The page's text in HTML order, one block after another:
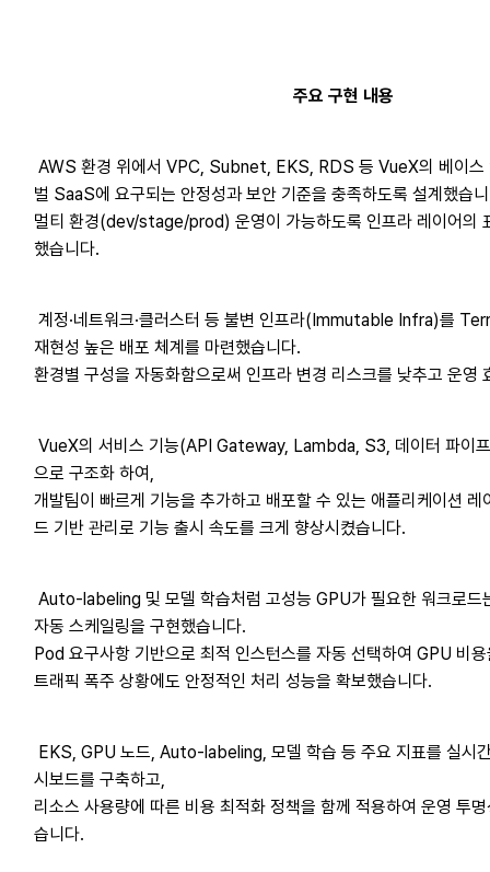
주요 구현 내용
AWS 환경 위에서 VPC, Subnet, EKS, RDS 등 VueX의 베이스
벌 SaaS에 요구되는 안정성과 보안 기준을 충족하도록 설계했습
멀티 환경(dev/stage/prod) 운영이 가능하도록 인프라 레이어의
했습니다.
계정·네트워크·클러스터 등 불변 인프라(Immutable Infra)를
재현성 높은 배포 체계를 마련했습니다.
환경별 구성을 자동화함으로써 인프라 변경 리스크를 낮추고 운영
VueX의 서비스 기능(API Gateway, Lambda, S3, 데이터 파이
으로 구조화 하여,
개발팀이 빠르게 기능을 추가하고 배포할 수 있는 애플리케이션 레
드 기반 관리로 기능 출시 속도를 크게 향상시켰습니다.
Auto-labeling 및 모델 학습처럼 고성능 GPU가 필요한 워크로
자동 스케일링을 구현했습니다.
Pod 요구사항 기반으로 최적 인스턴스를 자동 선택하여 GPU 비
트래픽 폭주 상황에도 안정적인 처리 성능을 확보했습니다.
EKS, GPU 노드, Auto-labeling, 모델 학습 등 주요 지표를 실시
시보드를 구축하고,
리소스 사용량에 따른 비용 최적화 정책을 함께 적용하여 운영 투
습니다.